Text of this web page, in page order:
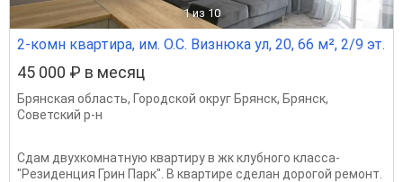
1 из 10
2-комн квартира, им. О.С. Визнюка ул, 20, 66 м², 2/9 эт.
45 000 ₽ в месяц
Брянская область, Городской округ Брянск, Брянск,
Советский р-н
Сдам двухкомнатную квартиру в жк клубного класса-
"Резиденция Грин Парк". В квартире сделан дорогой ремонт.